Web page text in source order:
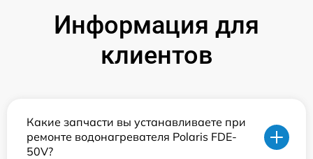
Информация для
клиентов
Какие запчасти вы устанавливаете при
ремонте водонагревателя Polaris FDE-
50V?